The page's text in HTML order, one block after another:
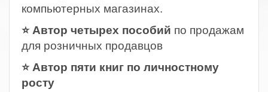
компьютерных магазинах.
⭐ Автор четырех пособий по продажам
для розничных продавцов
⭐ Автор пяти книг по личностному
росту